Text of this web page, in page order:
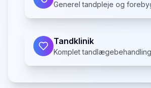
Generel tandpleje og
Tandklinik
Komplet tandlægebehandling